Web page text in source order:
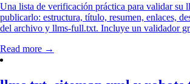
Una lista de verificación práctica para validar su
publicarlo: estructura, título, resumen, enlaces,
del archivo y llms-full.txt. Incluye un validador
Read more →